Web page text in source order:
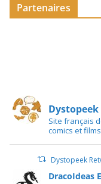
Partenaires
Dystopeek
Site français
comics et
Dystopeek
DracoIdeas